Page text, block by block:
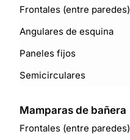
Frontales (entre paredes)
Angulares de esquina
Paneles fijos
Semicirculares
Mamparas de bañera
Frontales (entre paredes)